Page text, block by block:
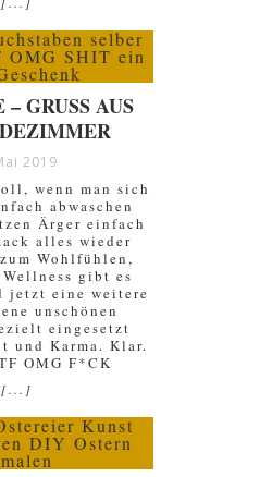
GRUSS AUS D
2019
wenn man sich
abwaschen
Ärger einfach
alles wieder
Wohlfühlen,
gibt es
jetzt eine weitere
unschönen
eingesetzt
und Karma. Klar.
OMG F*CK
[...]